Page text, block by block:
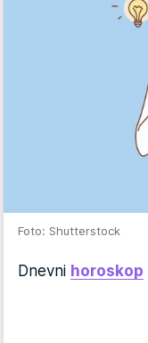
Foto: Shutterstock
Dnevni horoskop